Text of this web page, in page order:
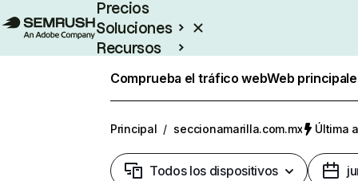
Precios
Soluciones
Recursos
Comprueba el tráfico webWeb
Principal / seccionamarilla.com.mx Última
Todos los dispositivos